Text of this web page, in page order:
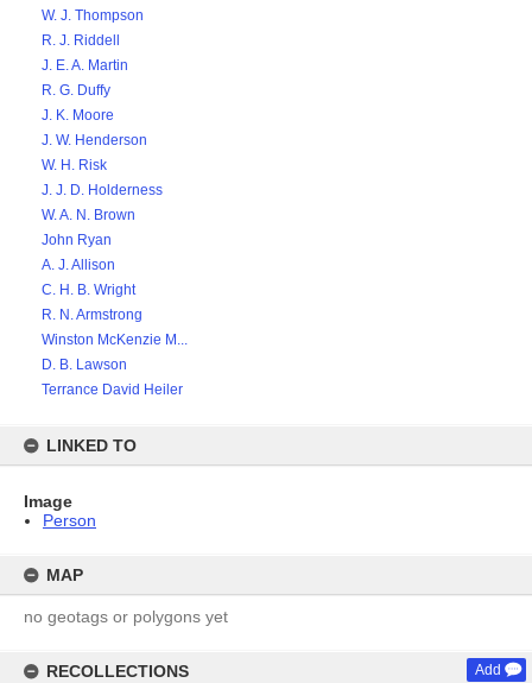
W. J. Thompson
R. J. Riddell
J. E. A. Martin
R. G. Duffy
J. K. Moore
J. W. Henderson
W. H. Risk
J. J. D. Holderness
W. A. N. Brown
John Ryan
A. J. Allison
C. H. B. Wright
R. N. Armstrong
Winston McKenzie M...
D. B. Lawson
Terrance David Heiler
LINKED TO
Image
Person
MAP
no geotags or polygons yet
RECOLLECTIONS Add